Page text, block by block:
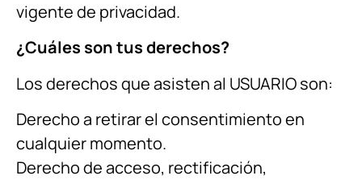
vigente de privacidad.
¿Cuáles son tus derechos?
Los derechos que asisten al USUARIO son:
Derecho a retirar el consentimiento en
cualquier momento.
Derecho de acceso, rectificación,